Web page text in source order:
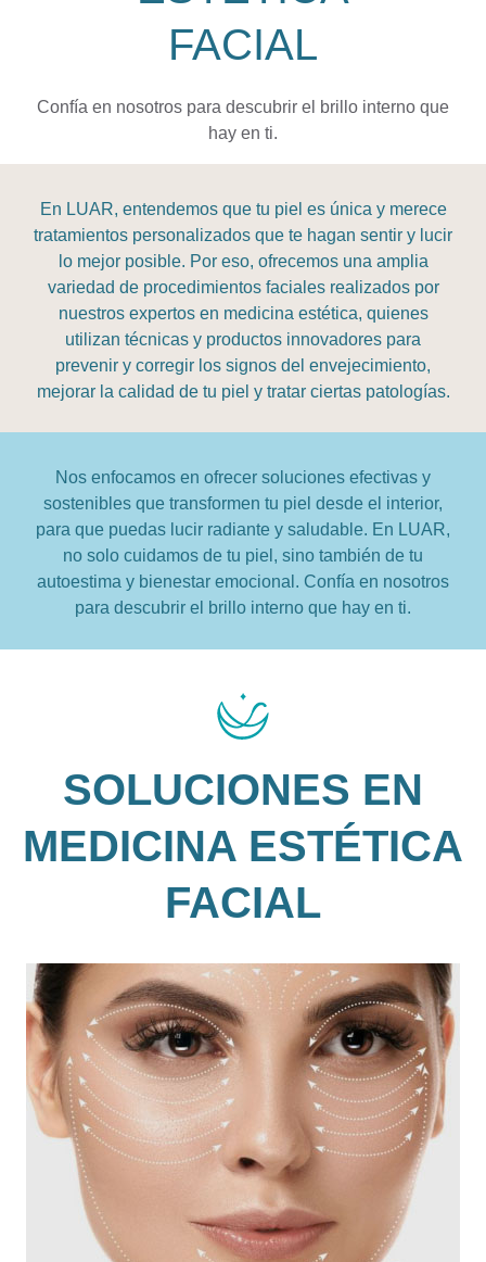
FACIAL
Confía en nosotros para descubrir el brillo interno que
hay en ti.
En LUAR, entendemos que tu piel es única y merece
tratamientos personalizados que te hagan sentir y lucir
lo mejor posible. Por eso, ofrecemos una amplia
variedad de procedimientos faciales realizados por
nuestros expertos en medicina estética, quienes
utilizan técnicas y productos innovadores para
prevenir y corregir los signos del envejecimiento,
mejorar la calidad de tu piel y tratar ciertas patologías.
Nos enfocamos en ofrecer soluciones efectivas y
sostenibles que transformen tu piel desde el interior,
para que puedas lucir radiante y saludable. En LUAR,
no solo cuidamos de tu piel, sino también de tu
autoestima y bienestar emocional. Confía en nosotros
para descubrir el brillo interno que hay en ti.
SOLUCIONES EN
MEDICINA ESTÉTICA
FACIAL